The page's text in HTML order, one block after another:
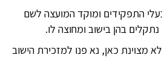
התפקידים ומוקד המועצה לשם
בהן בישוב ומחוצה לו.
מצוינת כאן, נא פנו למזכירת הישוב